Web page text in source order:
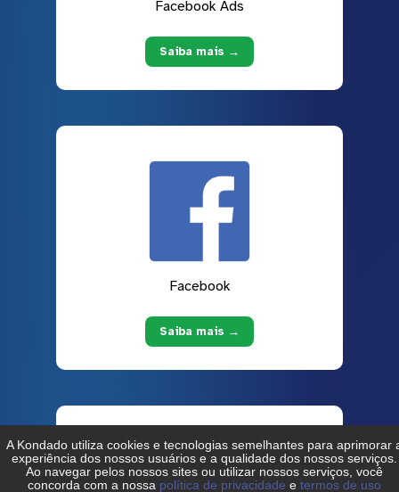
Facebook Ads
Saiba mais →
Facebook
Saiba mais →